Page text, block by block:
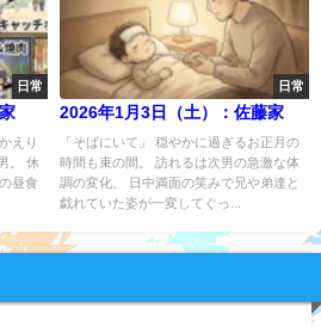
日常
えり
。 休
昼食
日常
2026年1月3日（土）：佐藤家
「そばにいて」 穏やかに過ぎるお正月の
時間も束の間。 訪れるは次男の急激な体
調の変化。 日中満面の笑みで兄や弟達と
戯れていた姿が一変してぐっ...